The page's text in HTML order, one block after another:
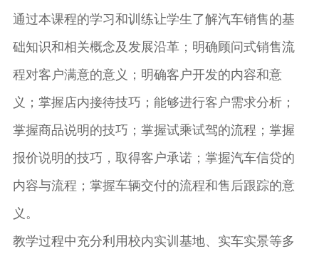
通过本课程的学习和训练让学生了解汽车销售的基
础知识和相关概念及发展沿革；明确顾问式销售流
程对客户满意的意义；明确客户开发的内容和意
义；掌握店内接待技巧；能够进行客户需求分析；
掌握商品说明的技巧；掌握试乘试驾的流程；掌握
报价说明的技巧，取得客户承诺；掌握汽车信贷的
内容与流程；掌握车辆交付的流程和售后跟踪的意
义。
教学过程中充分利用校内实训基地、实车实景等多